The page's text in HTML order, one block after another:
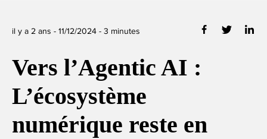
il y a 2 ans - 11/12/2024 - 3 minutes
Vers l’Agentic AI :
L’écosystème
numérique reste en